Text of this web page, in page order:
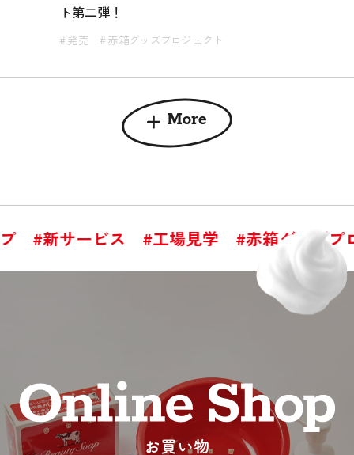
ト第二弾！
# 発売 # 赤箱グッズプロジェクト
More
#新サービス #工場見学 #赤箱グッズプロ
お買い物